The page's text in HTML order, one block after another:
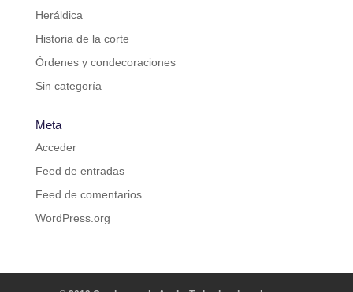
Heráldica
Historia de la corte
Órdenes y condecoraciones
Sin categoría
Meta
Acceder
Feed de entradas
Feed de comentarios
WordPress.org